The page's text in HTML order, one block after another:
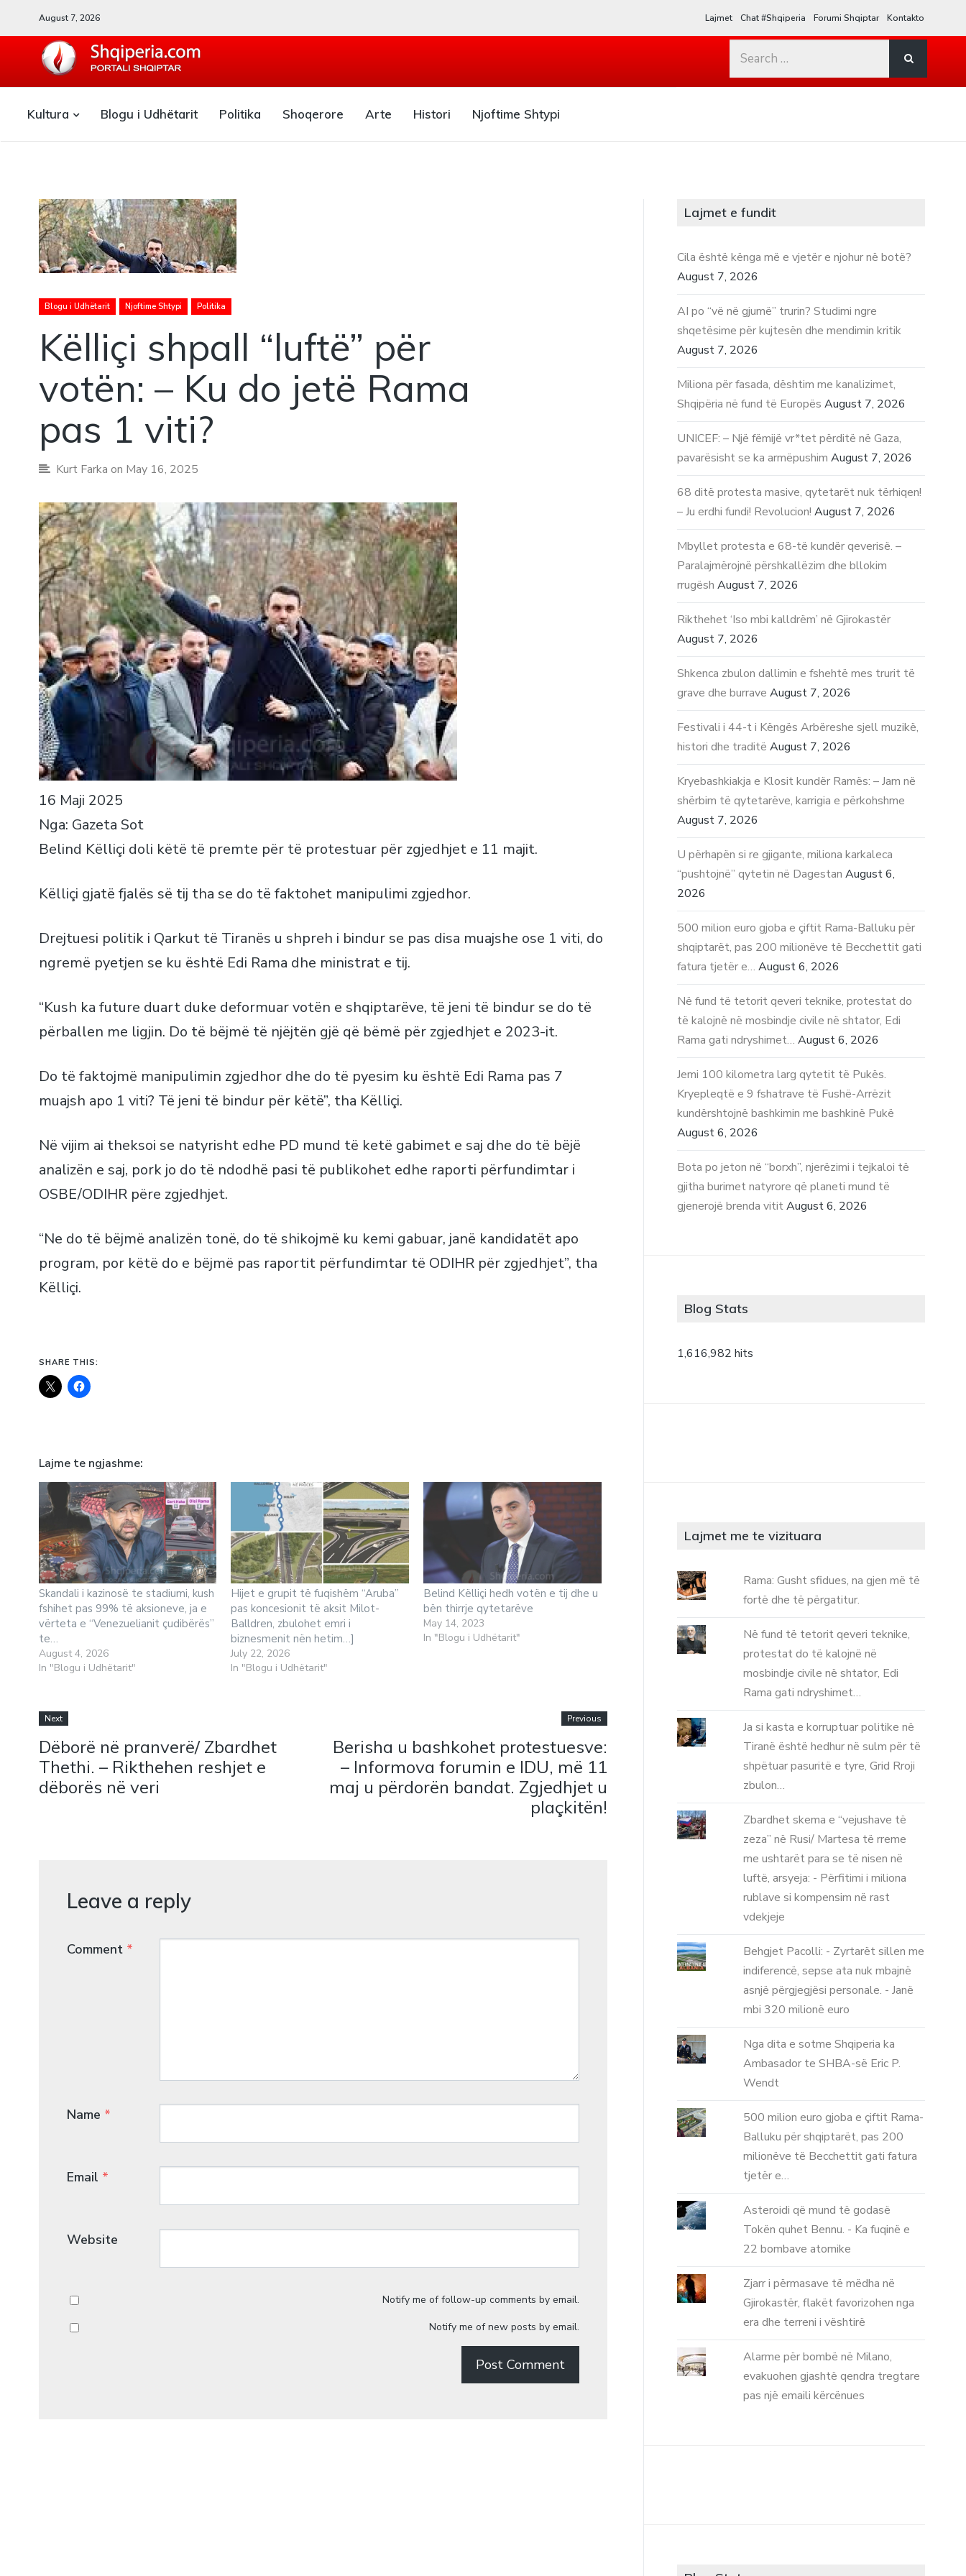
August 7, 2026 Lajmet Chat #Shqiperia Forumi Shqiptar Kontakto
Search
Kultura Blogu i Udhëtarit Politika Shoqerore Arte Histori Njoftime Shtypi
Blogu i Udhëtarit Njoftime Shtypi Politika
Këlliçi shpall “luftë” për
votën: – Ku do jetë Rama
pas 1 viti?
Kurt Farka on May 16, 2025
16 Maji 2025
Nga: Gazeta Sot
Belind Këlliçi doli këtë të premte për të protestuar për zgjedhjet e 11 majit.
Këlliçi gjatë fjalës së tij tha se do të faktohet manipulimi zgjedhor.
Drejtuesi politik i Qarkut të Tiranës u shpreh i bindur se pas disa muajshe ose 1 viti, do
ngremë pyetjen se ku është Edi Rama dhe ministrat e tij.
“Kush ka future duart duke deformuar votën e shqiptarëve, të jeni të bindur se do të
përballen me ligjin. Do të bëjmë të njëjtën gjë që bëmë për zgjedhjet e 2023-it.
Do të faktojmë manipulimin zgjedhor dhe do të pyesim ku është Edi Rama pas 7
muajsh apo 1 viti? Të jeni të bindur për këtë”, tha Këlliçi.
Në vijim ai theksoi se natyrisht edhe PD mund të ketë gabimet e saj dhe do të bëjë
analizën e saj, pork jo do të ndodhë pasi të publikohet edhe raporti përfundimtar i
OSBE/ODIHR përe zgjedhjet.
“Ne do të bëjmë analizën tonë, do të shikojmë ku kemi gabuar, janë kandidatët apo
program, por këtë do e bëjmë pas raportit përfundimtar të ODIHR për zgjedhjet”, tha
Këlliçi.
SHARE THIS:
Lajme te ngjashme
Skandali i kazinosë te stadiumi, kush
fshihet pas 99% të aksioneve, ja e
vërteta e “Venezuelianit çudibërës”
te…
August 4, 2026
In "Blogu i Udhëtarit"
Hijet e grupit të fuqishëm “Aruba”
pas koncesionit të aksit Milot-
Balldren, zbulohet emri i
biznesmenit nën hetim…]
July 22, 2026
In "Blogu i Udhëtarit"
Belind Këlliçi hedh votën e tij dhe u
bën thirrje qytetarëve
May 14, 2023
In "Blogu i Udhëtarit"
Next
Dëborë në pranverë/ Zbardhet
Thethi. – Rikthehen reshjet e
dëborës në veri
Previous
Berisha u bashkohet protestuesve:
– Informova forumin e IDU, më 11
maj u përdorën bandat. Zgjedhjet u
plaçkitën!
Leave a reply
Comment *
Name *
Email *
Website
Notify me of follow-up comments by email.
Notify me of new posts by email.
Lajmet e fundit
Cila është kënga më e vjetër e njohur në botë?
August 7, 2026
AI po “vë në gjumë” trurin? Studimi ngre
shqetësime për kujtesën dhe mendimin kritik
August 7, 2026
Miliona për fasada, dështim me kanalizimet,
Shqipëria në fund të Europës August 7, 2026
UNICEF: – Një fëmijë vr*tet përditë në Gaza,
pavarësisht se ka armëpushim August 7, 2026
68 ditë protesta masive, qytetarët nuk tërhiqen!
– Ju erdhi fundi! Revolucion! August 7, 2026
Mbyllet protesta e 68-të kundër qeverisë. –
Paralajmërojnë përshkallëzim dhe bllokim
rrugësh August 7, 2026
Rikthehet ‘Iso mbi kalldrëm’ në Gjirokastër
August 7, 2026
Shkenca zbulon dallimin e fshehtë mes trurit të
grave dhe burrave August 7, 2026
Festivali i 44-t i Këngës Arbëreshe sjell muzikë,
histori dhe traditë August 7, 2026
Kryebashkiakja e Klosit kundër Ramës: – Jam në
shërbim të qytetarëve, karrigia e përkohshme
August 7, 2026
U përhapën si re gjigante, miliona karkaleca
“pushtojnë” qytetin në Dagestan August 6,
2026
500 milion euro gjoba e çiftit Rama-Balluku për
shqiptarët, pas 200 milionëve të Becchettit gati
fatura tjetër e… August 6, 2026
Në fund të tetorit qeveri teknike, protestat do
të kalojnë në mosbindje civile në shtator, Edi
Rama gati ndryshimet… August 6, 2026
Jemi 100 kilometra larg qytetit të Pukës.
Kryepleqtë e 9 fshatrave të Fushë-Arrëzit
kundërshtojnë bashkimin me bashkinë Pukë
August 6, 2026
Bota po jeton në “borxh”, njerëzimi i tejkaloi të
gjitha burimet natyrore që planeti mund të
gjenerojë brenda vitit August 6, 2026
Blog Stats
1,616,982 hits
Lajmet me te vizituara
Rama: Gusht sfidues, na gjen më të
fortë dhe të përgatitur.
Në fund të tetorit qeveri teknike,
protestat do të kalojnë në
mosbindje civile në shtator, Edi
Rama gati ndryshimet…
Ja si kasta e korruptuar politike në
Tiranë është hedhur në sulm për të
shpëtuar pasuritë e tyre, Grid Rroji
zbulon…
Zbardhet skema e “vejushave të
zeza” në Rusi/ Martesa të rreme
me ushtarët para se të nisen në
luftë, arsyeja: - Përfitimi i miliona
rublave si kompensim në rast
vdekjeje
Behgjet Pacolli: - Zyrtarët sillen me
indiferencë, sepse ata nuk mbajnë
asnjë përgjegjësi personale. - Janë
mbi 320 milionë euro
Nga dita e sotme Shqiperia ka
Ambasador te SHBA-së Eric P.
Wendt
500 milion euro gjoba e çiftit Rama-
Balluku për shqiptarët, pas 200
milionëve të Becchettit gati fatura
tjetër e…
Asteroidi që mund të godasë
Tokën quhet Bennu. - Ka fuqinë e
22 bombave atomike
Zjarr i përmasave të mëdha në
Gjirokastër, flakët favorizohen nga
era dhe terreni i vështirë
Alarme për bombë në Milano,
evakuohen gjashtë qendra tregtare
pas një emaili kërcënues